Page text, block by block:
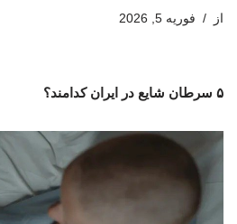
از فوریه 5, 2026
۵ سرطان شایع‌ در ایران کدامند؟